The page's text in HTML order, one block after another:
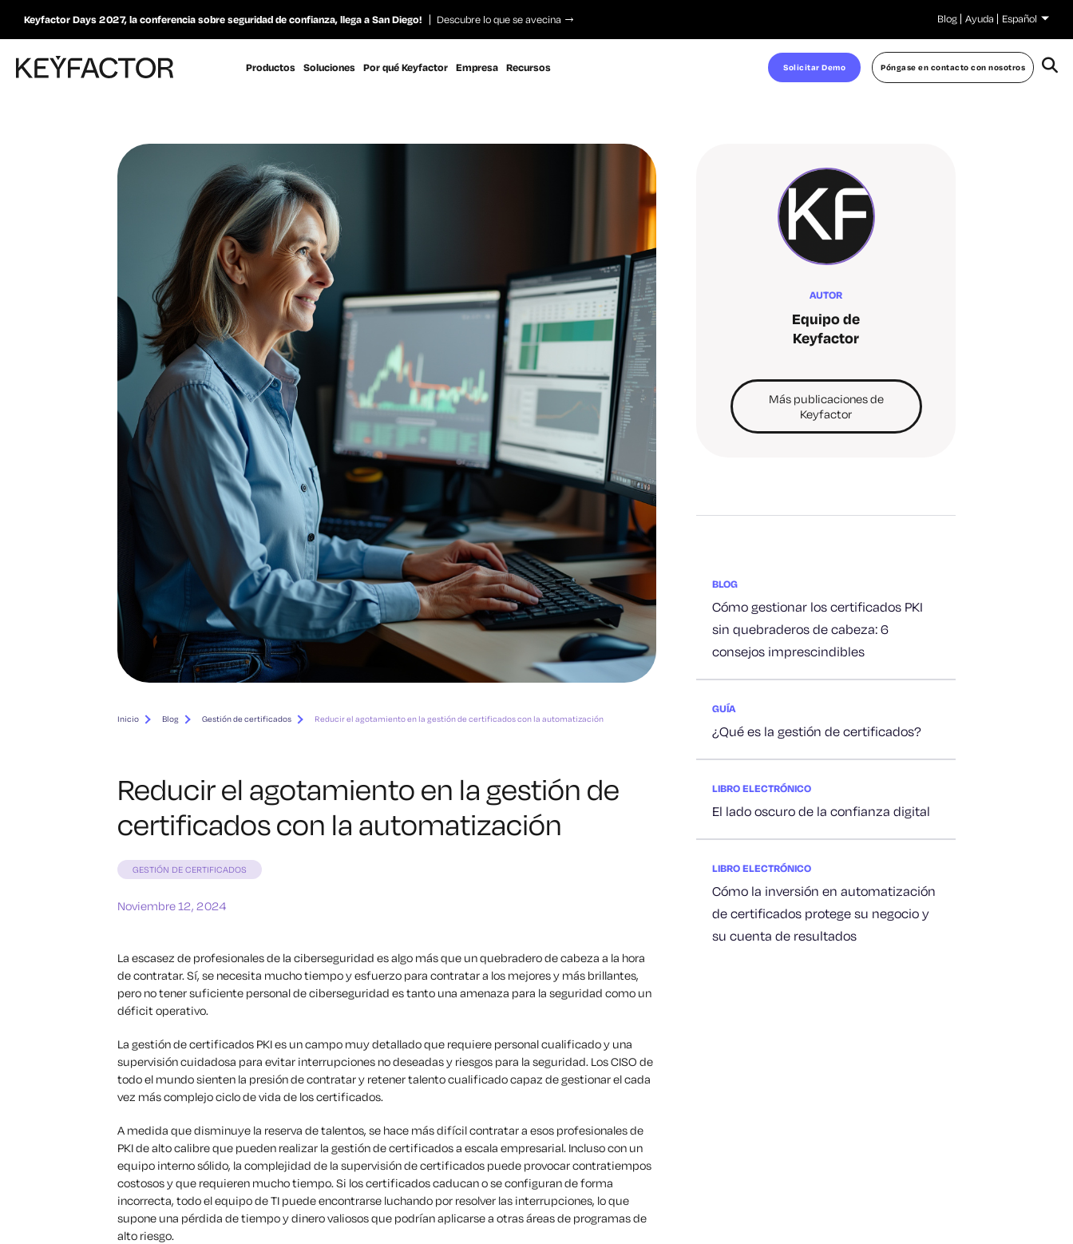
Keyfactor Days 2027, la conferencia sobre seguridad de confianza, llega a San Diego! Descubre lo que se avecina Blog Ayuda Español
Productos Soluciones Por qué Keyfactor Empresa Recursos Solicitar Demo Póngase en contacto con nosotros
Inicio Blog Gestión de certificados Reducir el agotamiento en la gestión de certificados con la automatización
Reducir el agotamiento en la gestión de
certificados con la automatización
GESTIÓN DE CERTIFICADOS
Noviembre 12, 2024
La escasez de profesionales de la ciberseguridad es algo más que un quebradero de cabeza a la hora
de contratar. Sí, se necesita mucho tiempo y esfuerzo para contratar a los mejores y más brillantes,
pero no tener suficiente personal de ciberseguridad es tanto una amenaza para la seguridad como un
déficit operativo.
La gestión de certificados PKIes un campo muy detallado que requiere personal cualificado y una
supervisión cuidadosa para evitar interrupciones no deseadas y riesgos para la seguridad. Los CISO de
todo el mundo sienten la presión de contratar y retener talento cualificado capaz de gestionar el cada
vez más complejo ciclo de vida de los certificados.
A medida que disminuye la reserva de talentos, se hace más difícil contratar a esos profesionales de
PKI de alto calibre que pueden realizar la gestión de certificados a escala empresarial. Incluso con un
equipo interno sólido, la complejidad de la supervisión de certificados puede provocar contratiempos
costosos y que requieren mucho tiempo. Si los certificados caducan o se configuran de forma
incorrecta, todo el equipo de TI puede encontrarse luchando por resolver las interrupciones, lo que
supone una pérdida de tiempo y dinero valiosos que podrían aplicarse a otras áreas de programas de
alto riesgo.
AUTOR
Equipo de
Keyfactor
Más publicaciones de
Keyfactor
BLOG
Cómo gestionar los certificados PKI
sin quebraderos de cabeza: 6
consejos imprescindibles
GUÍA
¿Qué es la gestión de certificados?
LIBRO ELECTRÓNICO
El lado oscuro de la confianza digital
LIBRO ELECTRÓNICO
Cómo la inversión en automatización
de certificados protege su negocio y
su cuenta de resultados